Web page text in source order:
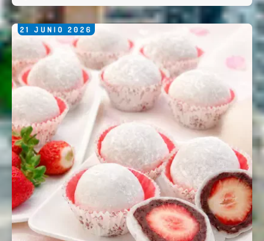
21 JUNIO 2026